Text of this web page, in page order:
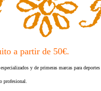
a partir de 50€.
y de primeras marcas para
profesional.